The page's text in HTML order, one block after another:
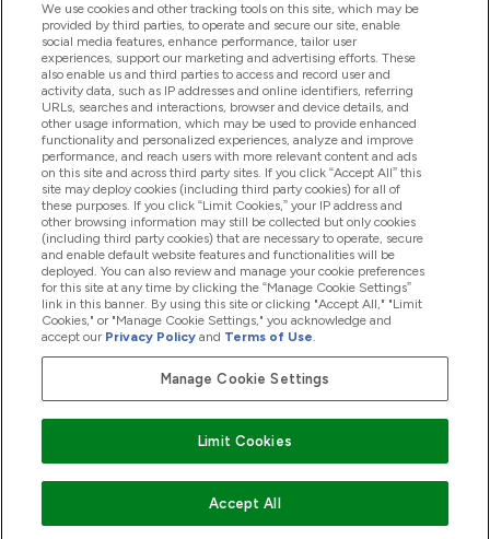
Pomoc I Informacja
Produkty
Informacje O Firmie
Okazje W Myprotein
2026 The Hut.com Ltd
We use cookies and other tracking tools on this site, which may be
provided by third parties, to operate and secure our site, enable
social media features, enhance performance, tailor user
experiences, support our marketing and advertising efforts. These
also enable us and third parties to access and record user and
activity data, such as IP addresses and online identifiers, referring
URLs, searches and interactions, browser and device details, and
other usage information, which may be used to provide enhanced
functionality and personalized experiences, analyze and improve
performance, and reach users with more relevant content and ads
on this site and across third party sites. If you click “Accept All” this
site may deploy cookies (including third party cookies) for all of
these purposes. If you click “Limit Cookies,” your IP address and
other browsing information may still be collected but only cookies
(including third party cookies) that are necessary to operate, secure
and enable default website features and functionalities will be
deployed. You can also review and manage your cookie preferences
for this site at any time by clicking the “Manage Cookie Settings”
link in this banner. By using this site or clicking "Accept All," "Limit
Cookies," or "Manage Cookie Settings," you acknowledge and
accept our Privacy Policy and Terms of Use.
Manage Cookie Settings
Limit Cookies
Accept All